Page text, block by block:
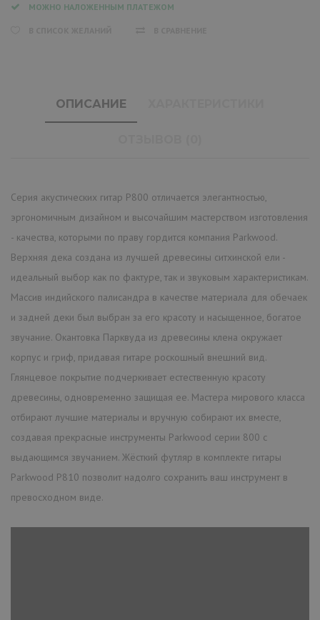
МОЖНО НАЛОЖЕННЫМ ПЛАТЕЖОМ
ОПИСАНИЕ
Серия акустических гитар P800 отличается элегантностью,
эргономичным дизайном и высочайшим мастерством изготовления
- качества, которыми по праву гордится компания Parkwood.
Верхняя дека создана из лучшей древесины ситхинской ели -
идеальный выбор как по фактуре, так и звуковым характеристикам.
Массив индийского палисандра в качестве материала для обечаек
и задней деки был выбран за его красоту и насыщенное, богатое
звучание. Окантовка Парквуда из древесины клена окружает
корпус и гриф, придавая гитаре роскошный внешний вид.
Глянцевое покрытие подчеркивает естественную красоту
древесины, одновременно защищая ее. Мастера мирового класса
отбирают лучшие материалы и вручную собирают их вместе,
создавая прекрасные инструменты Parkwood серии 800 с
выдающимся звучанием. Жёсткий футляр в комплекте гитары
Parkwood P810 позволит надолго сохранить ваш инструмент в
превосходном виде.